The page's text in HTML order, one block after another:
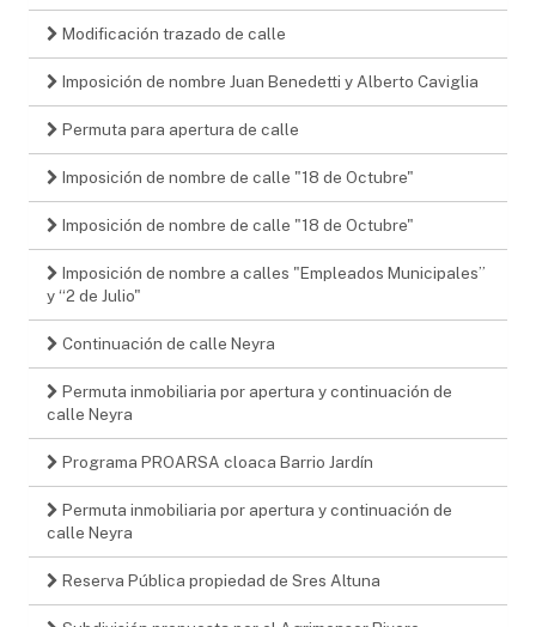
Modificación trazado de calle
Imposición de nombre Juan Benedetti y Alberto Caviglia
Permuta para apertura de calle
Imposición de nombre de calle "18 de Octubre"
Imposición de nombre de calle "18 de Octubre"
Imposición de nombre a calles "Empleados Municipales”
y “2 de Julio"
Continuación de calle Neyra
Permuta inmobiliaria por apertura y continuación de
calle Neyra
Programa PROARSA cloaca Barrio Jardín
Permuta inmobiliaria por apertura y continuación de
calle Neyra
Reserva Pública propiedad de Sres Altuna